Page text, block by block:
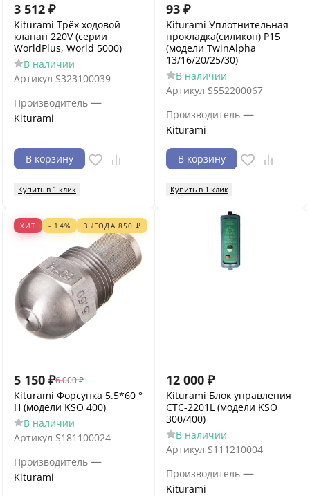
3 512 ₽
Kiturami Трёх ходовой
клапан 220V (серии
WorldPlus, World 5000)
В наличии
Артикул S323100039
Производитель —
Kiturami
В корзину
Купить в 1 клик
93 ₽
Kiturami Уплотнительная
прокладка(силикон) P15
(модели TwinAlpha
13/16/20/25/30)
В наличии
Артикул S552200067
Производитель —
Kiturami
В корзину
Купить в 1 клик
ХИТ - 14% ВЫГОДА 850 ₽
5 150 ₽6 000 ₽
Kiturami Форсунка 5.5*60 °
H (модели KSO 400)
В наличии
Артикул S181100024
Производитель —
Kiturami
12 000 ₽
Kiturami Блок управления
CTC-2201L (модели KSO
300/400)
В наличии
Артикул S111210004
Производитель —
Kiturami